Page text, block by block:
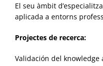
El seu àmbit
aplicada a entorns
Projectes de recerca:
Validación del